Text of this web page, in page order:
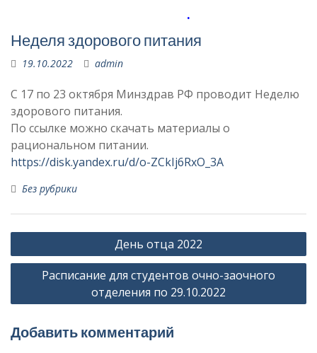
Неделя здорового питания
19.10.2022 admin
С 17 по 23 октября Минздрав РФ проводит Неделю
здорового питания.
По ссылке можно скачать материалы о
рациональном питании.
https://disk.yandex.ru/d/o-ZCkIj6RxO_3A
Без рубрики
Навигация
по
записям
День отца 2022
Расписание для студентов очно-заочного
отделения по 29.10.2022
Добавить комментарий